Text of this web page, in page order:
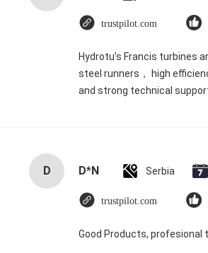
trustpilot.com
Hydrotu’s Francis turbines
steel runners， high
and strong technical
D D*N Serbia
trustpilot.com
Good Products, profesional